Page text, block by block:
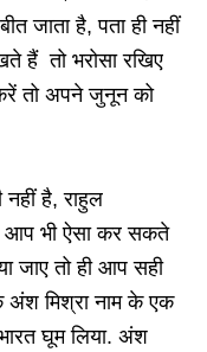
जाता है, पता ही नहीं
हैं तो भरोसा रखिए
तो अपने जुनून को
है, राहुल
आप भी ऐसा कर सकते
जाए तो ही आप सही
अंश मिश्रा नाम के एक
घूम लिया. अंश